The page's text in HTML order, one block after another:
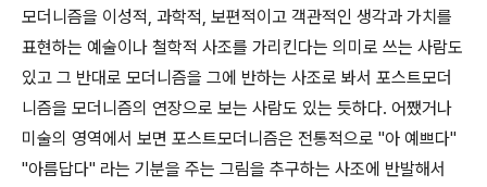
모더니즘을 이성적, 과학적, 보편적이고 객관적인 생각과 가치를
표현하는 예술이나 철학적 사조를 가리킨다는 의미로 쓰는 사람도
있고 그 반대로 모더니즘을 그에 반하는 사조로 봐서 포스트모더
니즘을 모더니즘의 연장으로 보는 사람도 있는 듯하다. 어쨌거나
미술의 영역에서 보면 포스트모더니즘은 전통적으로 "아 예쁘다"
"아름답다" 라는 기분을 주는 그림을 추구하는 사조에 반발해서